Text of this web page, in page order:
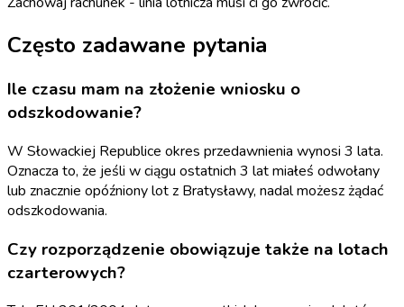
Często zadawane pytania
Ile czasu mam na złożenie wniosku o
odszkodowanie?
W Słowackiej Republice okres przedawnienia wynosi 3 lata.
Oznacza to, że jeśli w ciągu ostatnich 3 lat miałeś odwołany
lub znacznie opóźniony lot z Bratysławy, nadal możesz żądać
odszkodowania.
Czy rozporządzenie obowiązuje także na lotach
czarterowych?